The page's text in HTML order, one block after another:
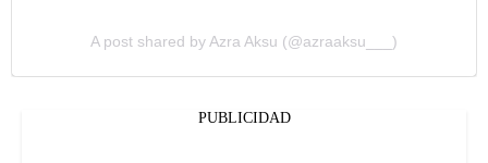
A post shared by Azra Aksu (@azraaksu___)
PUBLICIDAD